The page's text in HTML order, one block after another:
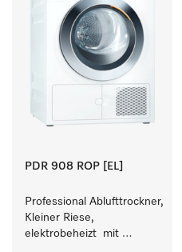
PDR 908 ROP [EL]
Professional Ablufttrockner,
Kleiner Riese,
elektrobeheizt  mit